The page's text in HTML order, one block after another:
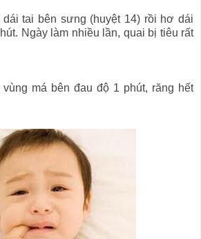
dái tai bên sưng (huyệt 14) rồi hơ dái
Ngày làm nhiều lần, quai bị tiêu rất
má bên đau độ 1 phút, răng hết